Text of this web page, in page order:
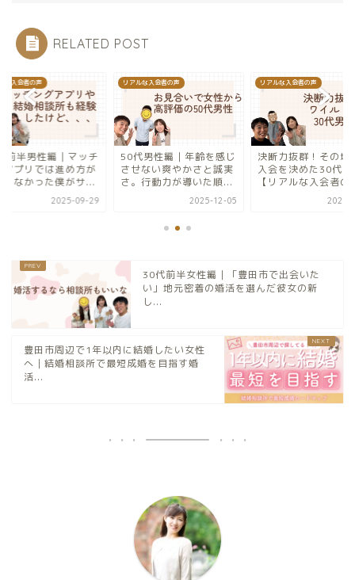
RELATED POST
な入会者の声
前半男性編｜マッチ
アプリでは進め方が
らなかった僕がサ...
2025-09-29
リアルな入会者の声
50代男性編｜年齢を感じ
させない爽やかさと誠実
さ。行動力が導いた順...
2025-12-05
リアルな入会者の声
決断力抜群！その場
入会を決めた30代男
【リアルな入会者の
2025-
30代前半女性編｜「豊田市で出会いた
い」地元密着の婚活を選んだ彼女の新
し...
豊田市周辺で1年以内に結婚したい女性
へ｜結婚相談所で最短成婚を目指す婚
活...